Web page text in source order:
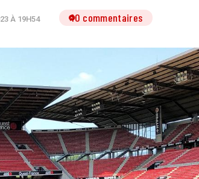
À 19H54 10 commentaires